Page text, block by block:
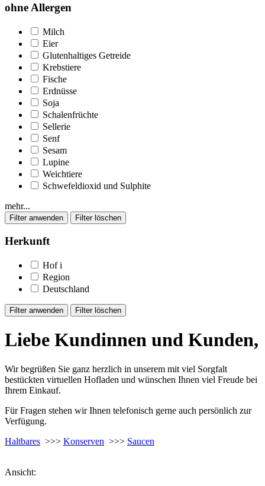
ohne Allergen
Milch
Eier
Glutenhaltiges Getreide
Krebstiere
Fische
Erdnüsse
Soja
Schalenfrüchte
Sellerie
Senf
Sesam
Lupine
Weichtiere
Schwefeldioxid und Sulphite
mehr...
Herkunft
Hof i
Region
Deutschland
Liebe Kundinnen und Kunden,
Wir begrüßen Sie ganz herzlich in unserem mit viel Sorgfalt
bestückten virtuellen Hofladen und wünschen Ihnen viel Freude bei
Ihrem Einkauf.
Für Fragen stehen wir Ihnen telefonisch gerne auch persönlich zur
Verfügung.
Haltbares >>> Konserven >>> Saucen
Ansicht: